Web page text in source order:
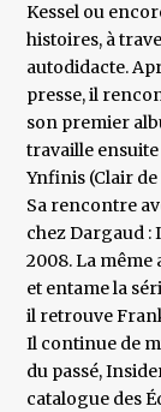
Kessel ou
histoires, à
autodidacte.
presse, il
son premier
travaille
Ynfinis (Clair
Sa rencontre
chez Dargaud :
2008. La même
et entame la
il retrouve
Il continue de
du passé,
catalogue des